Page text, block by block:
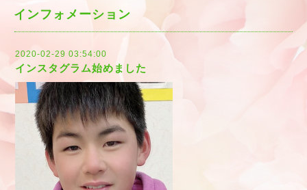
インフォメーション
2020-02-29 03:54:00
インスタグラム始めました